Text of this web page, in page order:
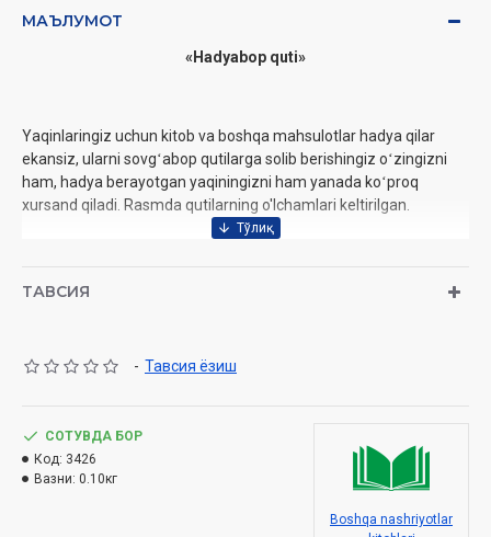
МАЪЛУМОТ
«Hadyabop quti»
Yaqinlaringiz uchun kitob va boshqa mahsulotlar hadya qilar
ekansiz, ularni sovgʻabop qutilarga solib berishingiz oʻzingizni
ham, hadya berayotgan yaqiningizni ham yanada koʻproq
xursand qiladi. Rasmda qutilarning o'lchamlari keltirilgan.
ТАВСИЯ
- Тавсия ёзиш
СОТУВДА БОР
Код: 3426
Вазни: 0.10кг
Boshqa nashriyotlar